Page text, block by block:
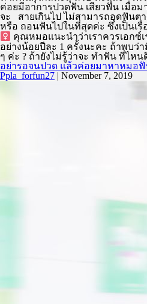
ค่อยมีอาการปวดฟัน เสียวฟัน เมื่อ
จะ สายเกินไป ไม่สามารถอุดฟันต
หรือ ถอนฟันไปในที่สุดค่ะ ซึ่งเป็นเ
คุณหมอแนะนำว่าเราควรเอกซ์
อย่างน้อยปีละ 1 ครั้งนะคะ ถ้าพบ
ๆ ค่ะ ? ถ้ายังไม่รู้ว่าจะ ทำฟัน ที่ไห
อย่ารอจนปวด แล้วค่อยมาหาหมอ
Ppla_forfun27 | November 7, 2019